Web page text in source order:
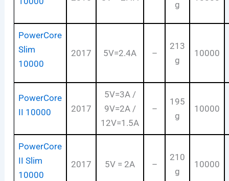
g
PowerCore
Slim
10000
2017 5V=2.4A –
213
g
10000
PowerCore
II 10000
2017
5V=3A /
9V=2A /
12V=1.5A
–
195
g
10000
PowerCore
II Slim
10000
2017 5V = 2A –
210
g
10000